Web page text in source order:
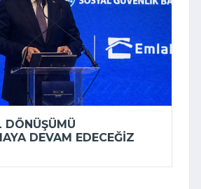
DÖNÜŞÜMÜ
DEVAM EDECEĞIZ